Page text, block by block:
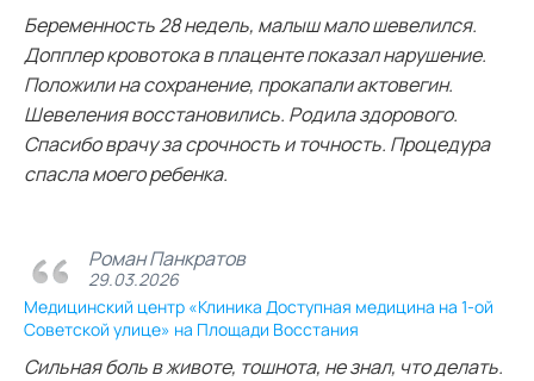
Беременность 28 недель, малыш мало шевелился.
Допплер кровотока в плаценте показал нарушение.
Положили на сохранение, прокапали актовегин.
Шевеления восстановились. Родила здорового.
Спасибо врачу за срочность и точность. Процедура
спасла моего ребенка.
Роман Панкратов
29.03.2026
Медицинский центр «Клиника Доступная медицина на 1-ой
Советской улице» на Площади Восстания
Сильная боль в животе, тошнота, не знал, что делать.